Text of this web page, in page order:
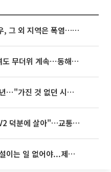
동해안은 시간당 80㎜ 폭우, 그 외 지역은 폭염…‘극과 극 날씨’
[내일 날씨] 폭염 한풀 꺾여도 무더위 계속⋯동해안 이틀 연속 비
임영웅, 어느덧 데뷔 10주년⋯"가진 것 없던 시절, 내 앞엔 20명의 팬뿐"
'굿 윌 헌팅' 배우 "기아 EV2 덕분에 살아"…교통사고 후 안전성 극찬
李대통령 “청년이 결혼 망설이는 일 없어야...제도상 불이익 조사”